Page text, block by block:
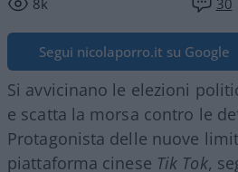
Segui nicolaporro.it su Google
Si avvicinano le elezioni
e scatta la morsa contro le
Protagonista delle nuove
piattaforma cinese Tik Tok,